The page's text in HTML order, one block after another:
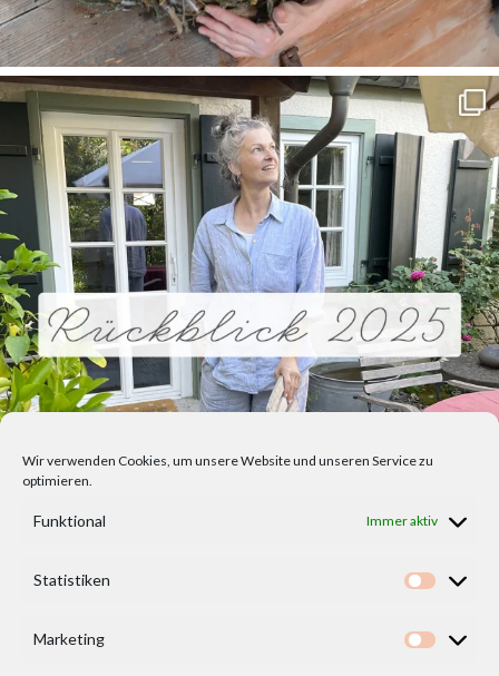
Wir verwenden Cookies, um unsere Website und unseren Service zu
optimieren.
Funktional Immer aktiv
Statistiken
Marketing